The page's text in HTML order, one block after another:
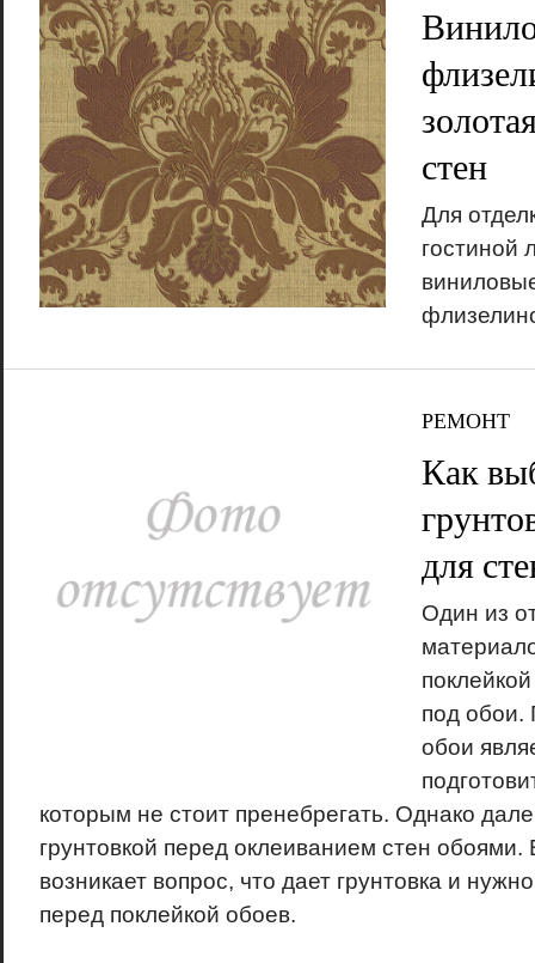
стен
Для
гостиной
РЕМОНТ
Как
для
Один из
под обои.
обои
которым не стоит пренебрегать. Однако
грунтовкой перед оклеиванием стен обоями.
возникает вопрос, что дает грунтовка и
перед поклейкой обоев.